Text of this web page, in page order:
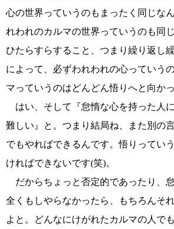
心の世界っていうのもまったく同じな
れわれのカルマの世界っていうのも同
ひたらすらすること、つまり繰り返し
によって、必ずわれわれの心っていう
マっていうのはどんどん悟りへと向か
はい、そして『怠惰な心を持った人
難しい』と。つまり結局ね、また別の
でもやればできるんです。悟りってい
ければできないです(笑)。
だからちょっと否定的であったり、
全くもしやらなかったら、もちろんそ
よと。どんなにけがれたカルマの人で